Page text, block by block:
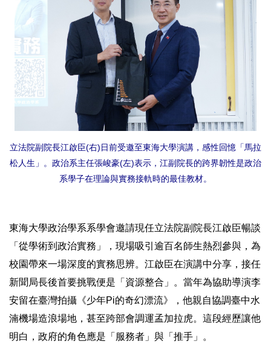
立法院副院長江啟臣(右)日前受邀至東海大學演講，感性回憶「馬拉
松人生」。政治系主任張峻豪(左)表示，江副院長的跨界韌性是政治
系學子在理論與實務接軌時的最佳教材。
東海大學政治學系系學會邀請現任立法院副院長江啟臣暢談
「從學術到政治實務」，現場吸引逾百名師生熱烈參與，為
校園帶來一場深度的實務思辨。江啟臣在演講中分享，接任
新聞局長後首要挑戰便是「資源整合」。當年為協助導演李
安留在臺灣拍攝《少年Pi的奇幻漂流》，他親自協調臺中水
湳機場造浪場地，甚至跨部會調運孟加拉虎。這段經歷讓他
明白，政府的角色應是「服務者」與「推手」。